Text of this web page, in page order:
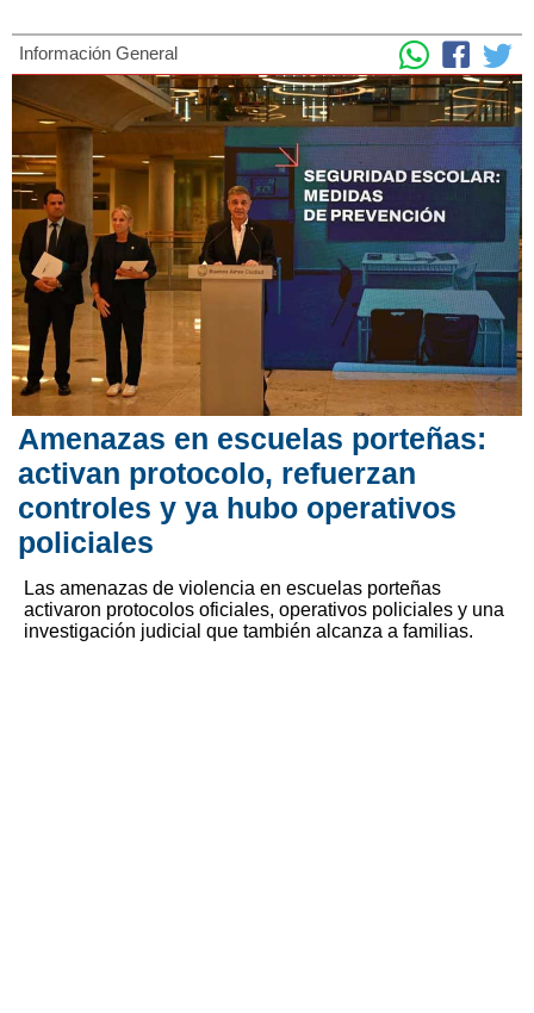
Información General
Amenazas en escuelas porteñas:
activan protocolo, refuerzan
controles y ya hubo operativos
policiales
Las amenazas de violencia en escuelas porteñas
activaron protocolos oficiales, operativos policiales y una
investigación judicial que también alcanza a familias.